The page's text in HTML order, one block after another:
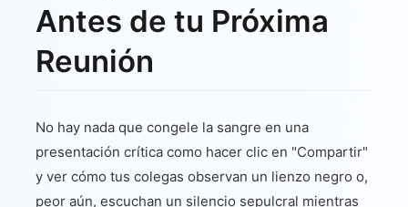
Antes de tu Próxima
Reunión
No hay nada que congele la sangre en una
presentación crítica como hacer clic en "Compartir"
y ver cómo tus colegas observan un lienzo negro o,
peor aún, escuchan un silencio sepulcral mientras